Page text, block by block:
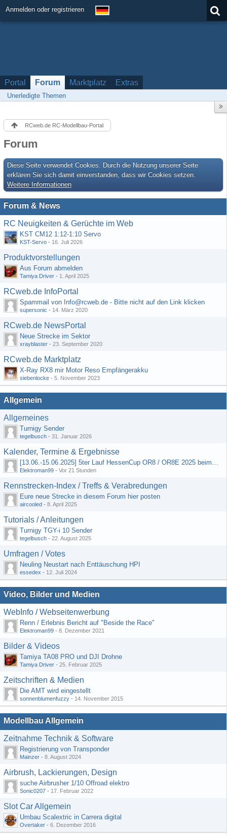
Anmelden oder registrieren
Portal Forum Marktplatz Extras
Unerledigte Themen
RCweb.de RC-Modellbau-Portal
Forum
Diese Seite verwendet Cookies. Durch die Nutzung unserer Seite
erklären Sie sich damit einverstanden, dass wir Cookies setzen.
Weitere Informationen
Forum & News
RC Neuigkeiten & Gerüchte im Web
KST CM12 1:12-1:10 Servo
KST-Servo - 16. Juli 2026
Produktvorstellungen
Aus Forum abmelden
Tamiya Driver - 1. April 2025
RCweb.de InfoPortal
Spammail von Info@rcweb.de - Bitte nicht auf den Link klicken
supersonic - 14. März 2020
RCweb.de NewsPortal
Neue Strecke im Sektor
xrayblaster - 23. September 2020
RCweb.de Marktplatz
X-Ray RX8 mir Motor Reso Empfängerakku
siebenlocke - 5. November 2023
Allgemein
Allgemeines
Turnigy Sender
tegelbusch - 31. Januar 2026
Kalender, Termine & Ergebnisse
[13.06.-15.06.2025] 5ter Lauf HessenCup OR8 / OR8E 2025 beim MSC Ober-Mörlen e.V.
Elektroman99 - Vor 21 Stunden
Rennstrecken-Index / Treffs & Verabredungen
Eure neue Strecke in diesem Forum hier posten
aircooled - 8. April 2025
Tutorials / Anleitungen
Turnigy TGY-i 10 Sender
tegelbusch - 22. August 2025
Umfragen / Votes
Neuling Neustart nach Enttäuschung HPI
essedex - 12. Juli 2024
Video, Bilder und Medien
WebInfo / Webseitenwerbung
Renn / Erlebnis Bericht auf "Beside the Race"
Elektroman99 - 8. Dezember 2021
Bilder & Videos
Tamiya TA08 PRO und DJI Drohne
Tamiya Driver - 25. Februar 2025
Zeitschriften & Medien
Die AMT wird eingestellt
sonnenblumenfuzzy - 14. November 2015
Modellbau Allgemein
Zeitnahme Technik & Software
Registrierung von Transponder
Mainzer - 8. August 2024
Airbrush, Lackierungen, Design
suche Airbrusher 1/10 Offroad elektro
Sonic0207 - 17. Februar 2022
Slot Car Allgemein
Umbau Scalextric in Carrera digital
Overtaker - 6. Dezember 2016